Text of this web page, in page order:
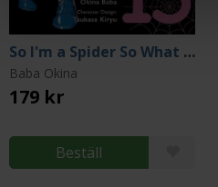
So I'm a Spider So What Vol 15
Baba Okina
179 kr
Beställ